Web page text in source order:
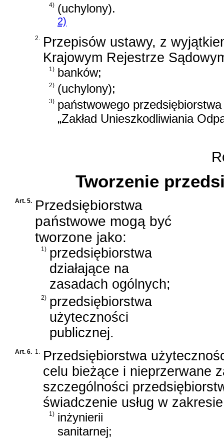
4) (uchylony).
2)
2. Przepisów ustawy, z
Krajowym Rejestrze
1) banków;
2) (uchylony);
3) państwowego
„Zakład Unieszkodliwiania
Tworzenie
Art. 5. Przedsiębiorstwa
państwowe mogą być
tworzone jako:
1) przedsiębiorstwa
działające na
zasadach ogólnych;
2) przedsiębiorstwa
użyteczności
publicznej.
Art. 6. 1. Przedsiębiorstwa
celu bieżące i nieprzerwane
szczególności
świadczenie usług w
1) inżynierii
sanitarnej;